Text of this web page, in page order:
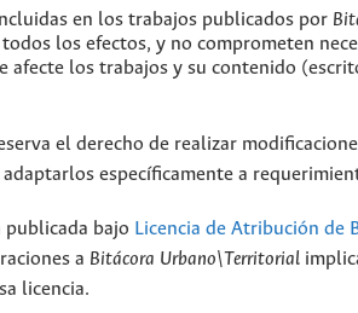
en los trabajos publicados por
los efectos, y no comprometen
afecte los trabajos y su contenido
el derecho de realizar
específicamente a
publicada bajo Licencia de Atribución de
a Bitácora Urbano\Territorial
licencia.